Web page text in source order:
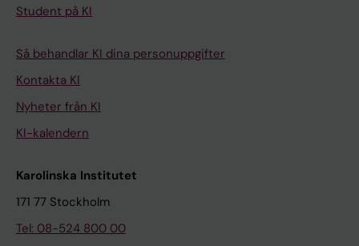
Student på KI
Så behandlar KI dina personuppgifter
Kontakta KI
Nyheter från KI
KI-kalendern
Karolinska Institutet
171 77 Stockholm
Tel: 08-524 800 00